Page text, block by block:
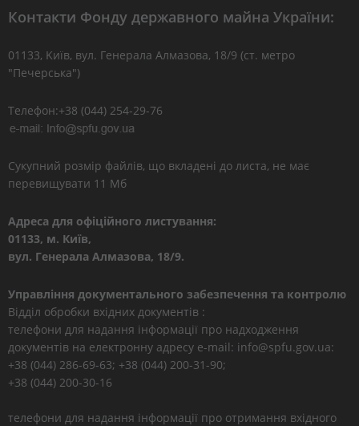
Контакти Фонду державного майна України:
01133, Kиїв, вул. Генерала Алмазова, 18/9 (ст. метро
"Печерська")
Телефон:+38 (044) 254-29-76
Сукупний розмір файлів, що вкладені до листа, не має
перевищувати 11 Мб
Адреса для офіційного листування:
01133, м. Київ,
вул. Генерала Алмазова, 18/9.
Управління документального забезпечення та контролю
Відділ обробки вхідних документів :
телефони для надання інформації про надходження
документів на електронну адресу e-mail: info@spfu.gov.ua:
+38 (044) 286-69-63; +38 (044) 200-31-90;
+38 (044) 200-30-16
телефони для надання інформації про отримання вхідного